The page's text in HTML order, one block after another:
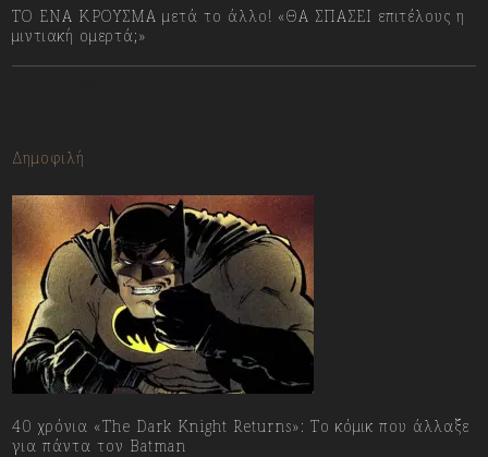
ΤΟ ΕΝΑ ΚΡΟΥΣΜΑ μετά το άλλο! «ΘΑ ΣΠΑΣΕΙ επιτέλους η
μιντιακή ομερτά;»
Δημοφιλή
40 χρόνια «The Dark Knight Returns»: Το κόμικ που άλλαξε
για πάντα τον Batman